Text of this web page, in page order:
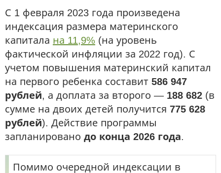
С 1 февраля 2023 года произведена
индексация размера материнского
капитала на 11,9% (на уровень
фактической инфляции за 2022 год). С
учетом повышения материнский капитал
на первого ребенка составит 586 947
рублей, а доплата за второго — 188 682 (в
сумме на двоих детей получится 775 628
рублей). Действие программы
запланировано до конца 2026 года.
Помимо очередной индексации в